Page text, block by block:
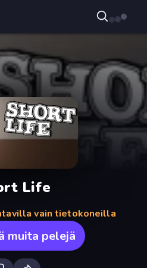
Life
vain tietokoneilla
muita pelejä